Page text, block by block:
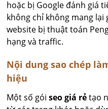
hoặc bị Google đánh giá
không chỉ không mang lại
website bị thuật toán
hạng và traffic.
Nội dung sao chép
hiệu
Một số góiseo giá rẻtạo